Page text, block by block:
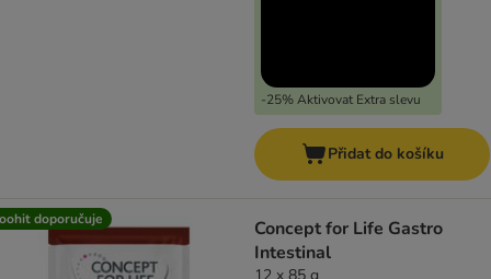
-25% Aktivovat Extra slevu
Přidat do košíku
doporučuje
Concept for Life Gastro
Intestinal